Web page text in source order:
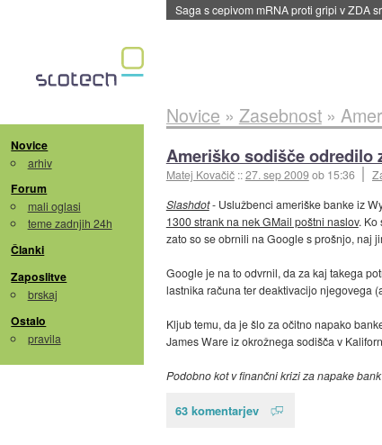
BMW v vozilih začel predvajati reklame::
Novice
arhiv
Forum
mali oglasi
teme zadnjih 24h
Članki
Zaposlitve
brskaj
Ostalo
pravila
Novice » Zasebnost»
Ameriško sodišče odredilo
Matej Kovačič ::27. sep 2009ob 15:36
Slashdot- Uslužbenci ameriške banke iz
1300 strank na nek GMail poštni naslov. Ko
zato so se obrnili na Google s prošnjo, naj
Google je na to odvrnil, da za kaj takega
lastnika računa ter deaktivacijo njegovega
Kljub temu, da je šlo za očitno napako
James Ware iz okrožnega sodišča v
Podobno kot v finančni krizi za napake
63 komentarjev